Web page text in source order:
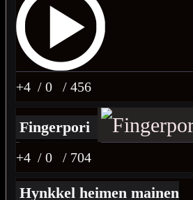
+4 / 0 / 456
Fingerpori
+4 / 0 / 704
Hynkkel heimen mainen